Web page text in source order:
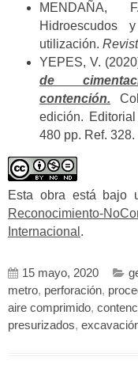
MENDAÑA,
Hidroescudos
utilización.
YEPES, V.
de
contención.
edición.
480 pp. Ref.
Esta obra está bajo
Reconocimiento-
Internacional .
15 mayo, 2020
metro, perforación,
aire comprimido,
presurizados,